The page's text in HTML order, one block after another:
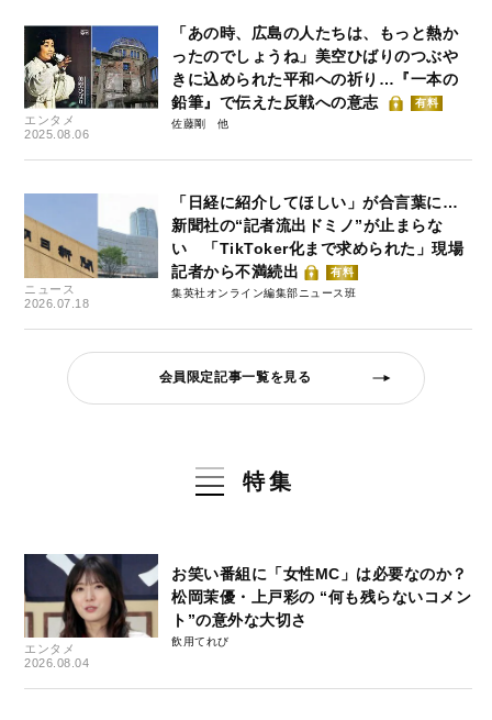
エンタメ
2025.08.06
「あの時、広島の人たちは、もっと熱か
ったのでしょうね」美空ひばりのつぶや
きに込められた平和への祈り…『一本の
鉛筆』で伝えた反戦への意志
有料
佐藤剛
ニュース
2026.07.18
「日経に紹介してほしい」が合言葉に…
新聞社の“記者流出ドミノ”が止まらな
い 「TikToker化まで求められた」現場
記者から不満続出
有料
集英社オンライン編集部ニュース班
会員限定記事一覧を見る
特集
エンタメ
2026.08.04
お笑い番組に「女性MC」は必要なのか？
松岡茉優・上戸彩の “何も残らないコメン
ト”の意外な大切さ
飲用てれび